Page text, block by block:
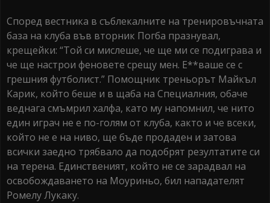
Според вестника в съблекалните на тренировъчната
база на клуба във вторник Погба празнувал,
крещейки: “Той си мислеше, че ще ми се подиграва и
че ще настрои феновете срещу мен. Е**ваше се с
грешния футболист.” Помощник треньорът Майкъл
Карик, който беше и в щаба на Специалния, обаче
веднага смъмрил халфа, като му напомнил, че нито
един играч не е по-голям от клуба, както и че всеки,
който не е на ниво, ще бъде продаден и затова
всички заедно трябвало да подобрят резултатите си
на терена. Единственият, който не се зарадвал на
освобождаването на Моуриньо, бил нападателят
Ромелу Лукаку.